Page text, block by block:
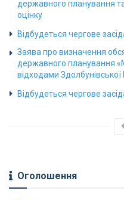
державного планування та
оцінку
Відбудеться чергове
Заява про визначення
державного планування
відходами
Відбудеться чергове
Оголошення